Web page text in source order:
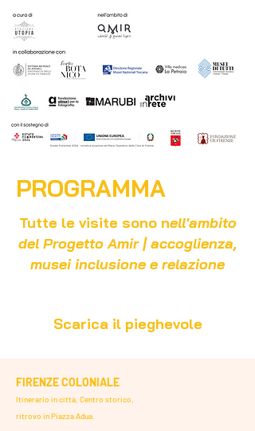
PROGRAMMA
Tutte le visite sono nell'ambito
del ProgettoAmir | accoglienza,
musei inclusione e relazione
Scarica il pieghevole
FIRENZE COLONIALE
Itinerario in città, Centro storico,
ritrovo in Piazza Adua.